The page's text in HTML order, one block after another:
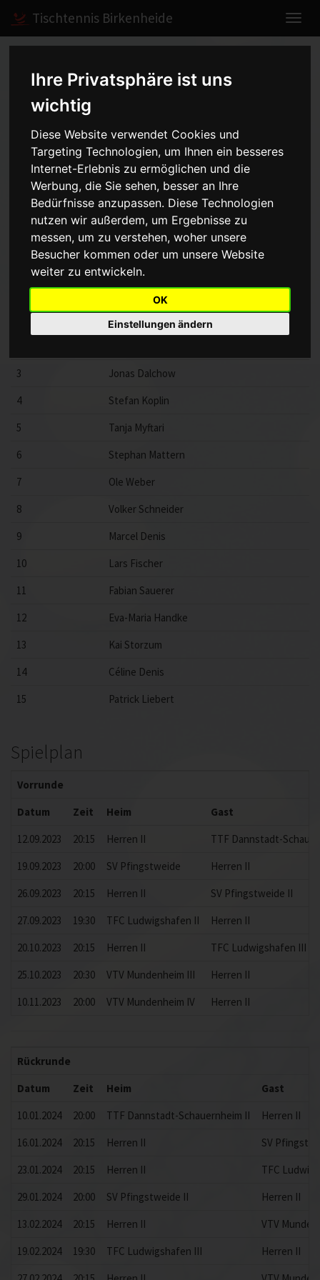
Ihre Privatsphäre ist uns
wichtig
Diese Website verwendet Cookies und
Targeting Technologien, um Ihnen ein besseres
Internet-Erlebnis zu ermöglichen und die
Werbung, die Sie sehen, besser an Ihre
Bedürfnisse anzupassen. Diese Technologien
nutzen wir außerdem, um Ergebnisse zu
messen, um zu verstehen, woher unsere
Besucher kommen oder um unsere Website
weiter zu entwickeln.
OK
Einstellungen ändern
Tischtennis Birkenheide
Herren II - Kreisliga Süd-
West - 2023/2024
Mannschaft Saison
Aufstellung
Punkt
Name
Dorian Malm
3
Jonas Dalchow
4
Stefan Koplin
5
Tanja Myftari
6
Stephan Mattern
7
Ole Weber
8
Volker Schneider
9
Marcel Denis
10
Lars Fischer
11
Fabian Sauerer
12
Eva-Maria Handke
13
Kai Storzum
14
Céline Denis
15
Patrick Liebert
Spielplan
Vorrunde
Datum
Zeit Heim
Gast
12.09.2023
20:15 Herren II
TTF Dannstadt-
19.09.2023
20:00 SV Pfingstweide
Herren II
26.09.2023
20:15 Herren II
SV Pfingstweide II
27.09.2023
19:30 TFC Ludwigshafen II
Herren II
20.10.2023
20:15 Herren II
TFC Ludwigshafen III
25.10.2023
20:30 VTV Mundenheim III
Herren II
10.11.2023
20:00 VTV Mundenheim IV Herren II
Rückrunde
Datum
Zeit Heim
Gast
10.01.2024
20:00 TTF Dannstadt-Schauernheim II
Herren II
16.01.2024
20:15 Herren II
SV
23.01.2024
20:15 Herren II
TFC
29.01.2024
20:00 SV Pfingstweide II
Herren II
13.02.2024
20:15 Herren II
VTV
19.02.2024
19:30 TFC Ludwigshafen III
Herren II